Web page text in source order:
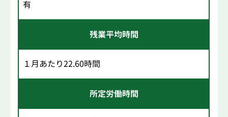
有
残業平均時間
１月あたり22.60時間
所定労働時間